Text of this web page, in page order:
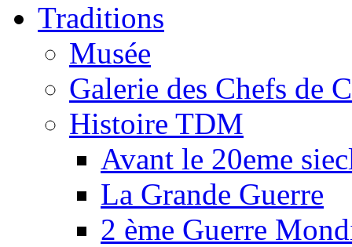
Traditions
Musée
Galerie des Chefs de
Histoire TDM
Avant le 20eme
La Grande Guerre
2 ème Guerre